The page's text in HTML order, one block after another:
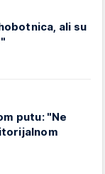
ali su
putu: "Ne